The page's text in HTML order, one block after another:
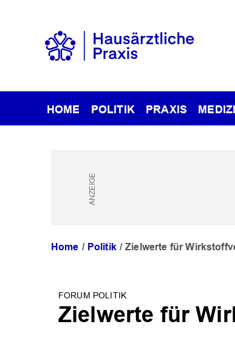
HOME POLITIK PRAXIS
Home Politik Zielwerte für
FORUM POLITIK
Zielwerte für